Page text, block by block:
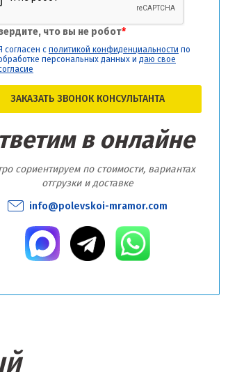
что вы не робот*
согласен с политикой конфиденциальности по
персональных данных и даю свое
ЗАКАЗАТЬ ЗВОНОК КОНСУЛЬТАНТА
в онлайне
сориентируем по стоимости, вариантах
отгрузки и доставке
info@polevskoi-mramor.com